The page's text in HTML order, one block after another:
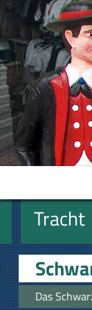
Tracht
Das